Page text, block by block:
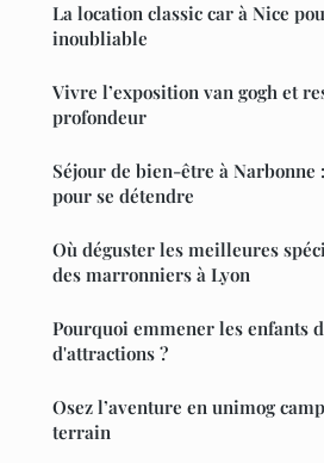
La location classic car à Nice
inoubliable
Vivre l’exposition van gogh et
profondeur
Séjour de bien-être à Narbonne
pour se détendre
Où déguster les meilleures
des marronniers à Lyon
Pourquoi emmener les enfants
d'attractions ?
Osez l’aventure en unimog
terrain